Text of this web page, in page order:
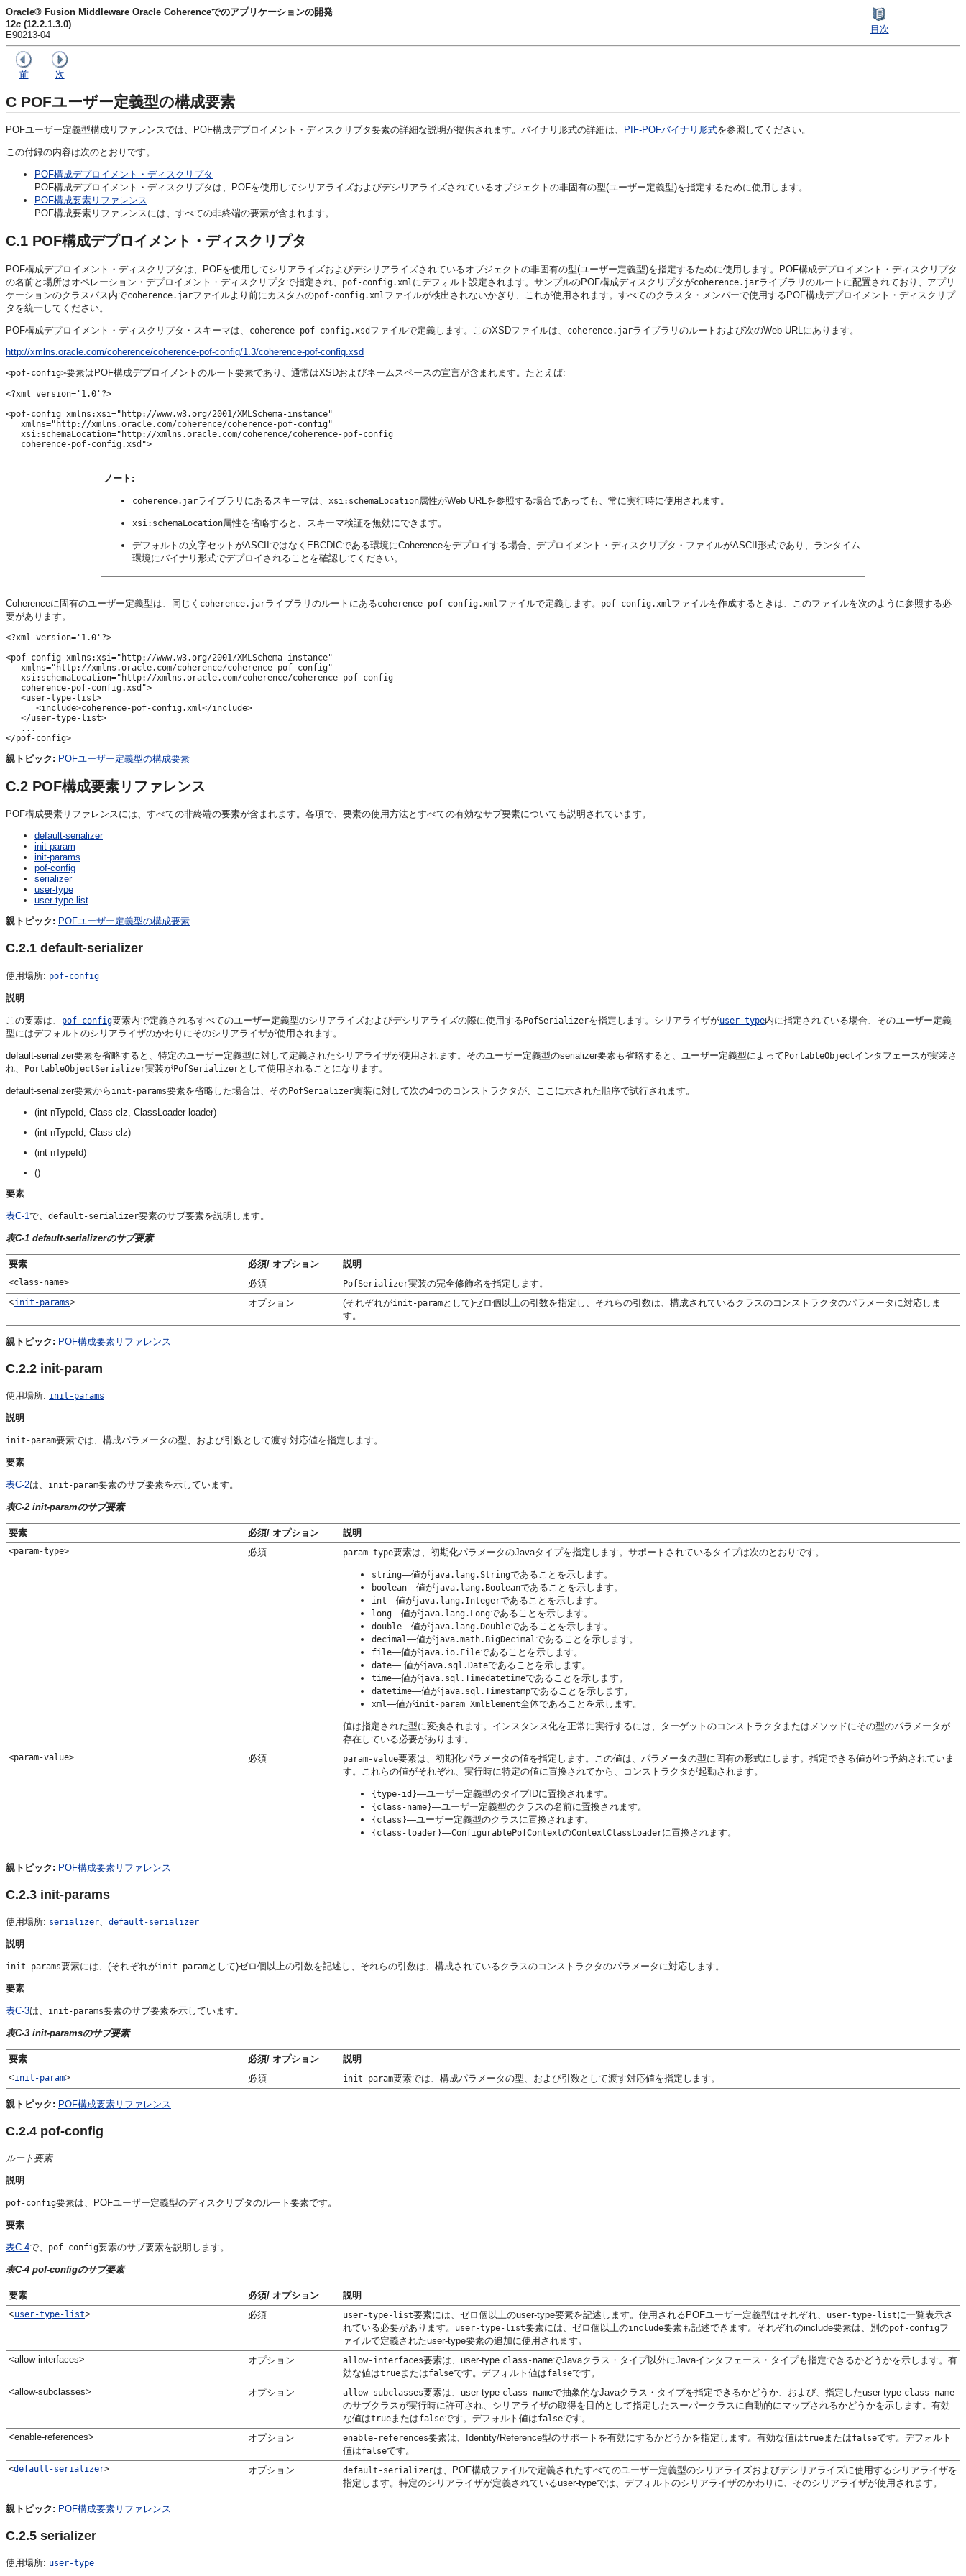
Oracle® Fusion Middleware Oracle Coherenceでのアプリケーションの開発
12c (12.2.1.3.0)
E90213-04
目次
前 次
C POFユーザー定義型の構成要素
POFユーザー定義型構成リファレンスでは、POF構成デプロイメント・ディスクリプタ要素の詳細な説明が提供されます。 バイナリ形式の詳細は、 PIF-POFバイナリ形式を参照してください。
この付録の内容は次のとおりです。
POF構成デプロイメント・ディスクリプタ
POF構成デプロイメント・ディスクリプタは、POFを使用してシリアライズおよびデシリアライズされているオブジェクトの非固有の型(ユーザー定義型)を指定するために使用します。
POF構成要素リファレンス
POF構成要素リファレンスには、すべての非終端の要素が含まれます。
C.1 POF構成デプロイメント・ディスクリプタ
POF構成デプロイメント・ディスクリプタは、POFを使用してシリアライズおよびデシリアライズされているオブジェクトの非固有の型(ユーザー定義型)を指定するために使用します。 POF構成デプロイメント・ディスクリプタ
の名前と場所はオペレーション・デプロイメント・ディスクリプタで指定され、
pof-config.xml にデフォルト設定されます。サンプルのPOF構成ディスクリプタがcoherence.jarライブラリのルートに配置されており、アプリ
ケーションのクラスパス内でcoherence.jarファイルより前にカスタムのpof-config.xml ファイルが検出されないかぎり、これが使用されます。すべてのクラスタ・メンバーで使用するPOF構成デプロイメント・ディスクリプ
タを統一してください。
POF構成デプロイメント・ディスクリプタ・スキーマは、 coherence-pof-config.xsd ファイルで定義します。このXSDファイルは、 coherence.jarライブラリのルートおよび次のWeb URLにあります。
http://xmlns.oracle.com/coherence/coherence-pof-config/1.3/coherence-pof-config.xsd
<pof-config>要素はPOF構成デプロイメントのルート要素であり、通常はXSDおよびネームスペースの宣言が含まれます。たとえば:
<?xml version='1.0'?>
<pof-config xmlns:xsi="http://www.w3.org/2001/XMLSchema-instance"
   xmlns="http://xmlns.oracle.com/coherence/coherence-pof-config"
   xsi:schemaLocation="http://xmlns.oracle.com/coherence/coherence-pof-config
ノート:
coherence.jarライブラリにあるスキーマは、 xsi:schemaLocation属性がWeb URLを参照する場合であっても、常に実行時に使用されます。
xsi:schemaLocation属性を省略すると、スキーマ検証を無効にできます。
デフォルトの文字セットがASCIIではなくEBCDICである環境にCoherenceをデプロイする場合、デプロイメント・ディスクリプタ・ファイルがASCII形式であり、ランタイム
環境にバイナリ形式でデプロイされることを確認してください。
Coherenceに固有のユーザー定義型は、同じく coherence.jarライブラリのルートにあるcoherence-pof-config.xml ファイルで定義します。 pof-config.xml ファイルを作成するときは、このファイルを次のように参照する必
要があります。
<?xml version='1.0'?>
<pof-config xmlns:xsi="http://www.w3.org/2001/XMLSchema-instance"
   xmlns="http://xmlns.oracle.com/coherence/coherence-pof-config"
   xsi:schemaLocation="http://xmlns.oracle.com/coherence/coherence-pof-config
   coherence-pof-config.xsd">
   <user-type-list>
      <include>coherence-pof-config.xml</include>
   </user-type-list>
   ...
</pof-config>
親トピック: POFユーザー定義型の構成要素
C.2 POF構成要素リファレンス
POF構成要素リファレンスには、すべての非終端の要素が含まれます。 各項で、要素の使用方法とすべての有効なサブ要素についても説明されています。
default-serializer
init-param
init-params
pof-config
serializer
user-type
user-type-list
親トピック: POFユーザー定義型の構成要素
C.2.1 default-serializer
使用場所: pof-config
説明
この要素は、 pof-config要素内で定義されるすべてのユーザー定義型のシリアライズおよびデシリアライズの際に使用するPofSerializerを指定します。シリアライザがuser-type内に指定されている場合、そのユーザー定義
型にはデフォルトのシリアライザのかわりにそのシリアライザが使用されます。
default-serializer要素を省略すると、特定のユーザー定義型に対して定義されたシリアライザが使用されます。そのユーザー定義型のserializer要素も省略すると、ユーザー定義型によってPortableObjectインタフェースが実装さ
れ、
PortableObjectSerializer実装がPofSerializerとして使用されることになります。
default-serializer要素から init-params要素を省略した場合は、そのPofSerializer実装に対して次の4つのコンストラクタが、ここに示された順序で試行されます。
(int nTypeId, Class clz, ClassLoader loader)
(int nTypeId, Class clz)
(int nTypeId)
()
要素
表C-1で、 default-serializer要素のサブ要素を説明します。
表C-1 default-serializerのサブ要素
要素 必須/ オプション 説明
<class-name> 必須 PofSerializer実装の完全修飾名を指定します。
<init-params> オプション (それぞれがinit-paramとして)ゼロ個以上の引数を指定し、それらの引数は、構成されているクラスのコンストラクタのパラメータに対応しま
す。
親トピック: POF構成要素リファレンス
C.2.2 init-param
使用場所: init-params
説明
init-param要素では、構成パラメータの型、および引数として渡す対応値を指定します。
要素
表C-2は、 init-param要素のサブ要素を示しています。
表C-2 init-paramのサブ要素
要素 必須/ オプション 説明
<param-type> 必須 param-type要素は、初期化パラメータのJavaタイプを指定します。サポートされているタイプは次のとおりです。
string—値がjava.lang.Stringであることを示します。
boolean—値がjava.lang.Booleanであることを示します。
int—値がjava.lang.Integerであることを示します。
long—値がjava.lang.Longであることを示します。
double—値がjava.lang.Doubleであることを示します。
decimal—値がjava.math.BigDecimalであることを示します。
file—値がjava.io.Fileであることを示します。
date— 値がjava.sql.Dateであることを示します。
time—値がjava.sql.Timedatetimeであることを示します。
datetime—値がjava.sql.Timestampであることを示します。
xml—値がinit-param XmlElement全体であることを示します。
値は指定された型に変換されます。インスタンス化を正常に実行するには、ターゲットのコンストラクタまたはメソッドにその型のパラメータが
存在している必要があります。
<param-value> 必須 param-value要素は、初期化パラメータの値を指定します。この値は、パラメータの型に固有の形式にします。指定できる値が4つ予約されていま
す。これらの値がそれぞれ、実行時に特定の値に置換されてから、コンストラクタが起動されます。
{type-id}—ユーザー定義型のタイプIDに置換されます。
{class-name}—ユーザー定義型のクラスの名前に置換されます。
{class}—ユーザー定義型のクラスに置換されます。
{class-loader}—ConfigurablePofContextのContextClassLoaderに置換されます。
親トピック: POF構成要素リファレンス
C.2.3 init-params
使用場所: serializer default-serializer
説明
init-params要素には、(それぞれがinit-paramとして)ゼロ個以上の引数を記述し、それらの引数は、構成されているクラスのコンストラクタのパラメータに対応します。
要素
表C-3は、 init-params要素のサブ要素を示しています。
表C-3 init-paramsのサブ要素
要素 必須/ オプション
説明
<init-param> 必須 init-param要素では、構成パラメータの型、および引数として渡す対応値を指定します。
親トピック: POF構成要素リファレンス
C.2.4 pof-config
ルート要素
説明
pof-config要素は、POFユーザー定義型のディスクリプタのルート要素です。
要素
表C-4で、 pof-config要素のサブ要素を説明します。
表C-4 pof-configのサブ要素
要素 必須/ オプション
説明
<user-type-list> 必須 user-type-list要素には、ゼロ個以上のuser-type要素を記述します。使用されるPOFユーザー定義型はそれぞれ、 user-type-listに一覧表示さ
れている必要があります。
user-type-list要素には、ゼロ個以上のinclude要素も記述できます。それぞれのinclude要素は、別のpof-configフ
ァイルで定義されたuser-type要素の追加に使用されます。
<allow-interfaces>
オプション allow-interfaces要素は、user-type class-nameでJavaクラス・タイプ以外にJavaインタフェース・タイプも指定できるかどうかを示します。有
効な値はtrue またはfalseです。デフォルト値はfalseです。
<allow-subclasses>
オプション allow-subclasses要素は、user-type class-nameで抽象的なJavaクラス・タイプを指定できるかどうか、および、指定したuser-type class-name
のサブクラスが実行時に許可され、シリアライザの取得を目的として指定したスーパークラスに自動的にマップされるかどうかを示します。有効
な値はtrue またはfalseです。デフォルト値はfalseです。
<enable-references>
オプション enable-references要素は、Identity/Reference型のサポートを有効にするかどうかを指定します。有効な値はtrue またはfalseです。デフォルト
値はfalseです。
<default-serializer> オプション default-serializerは、POF構成ファイルで定義されたすべてのユーザー定義型のシリアライズおよびデシリアライズに使用するシリアライザを
指定します。特定のシリアライザが定義されているuser-typeでは、デフォルトのシリアライザのかわりに、そのシリアライザが使用されます。
親トピック: POF構成要素リファレンス
C.2.5 serializer
使用場所: user-type